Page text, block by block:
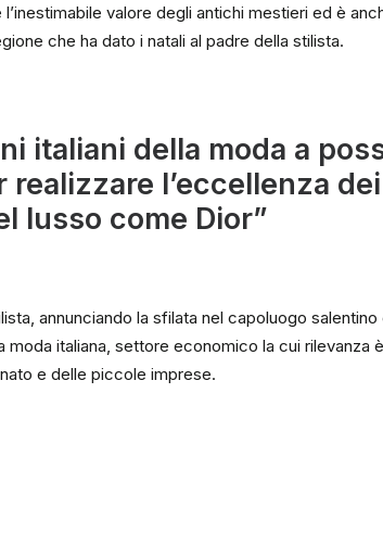
valore degli antichi mestieri ed è
che ha dato i natali al padre della stilista.
italiani della moda a
l’eccellenza
lusso come Dior”
annunciando la sfilata nel capoluogo
italiana, settore economico la cui rilevanza
e delle piccole imprese.